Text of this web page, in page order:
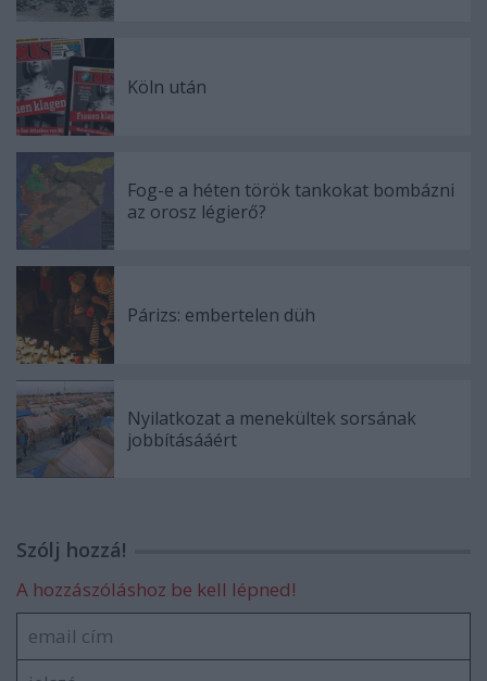
Köln után
Fog-e a héten török tankokat bombázni
az orosz légierő?
Párizs: embertelen düh
Nyilatkozat a menekültek sorsának
jobbításááért
Szólj hozzá!
A hozzászóláshoz be kell lépned!